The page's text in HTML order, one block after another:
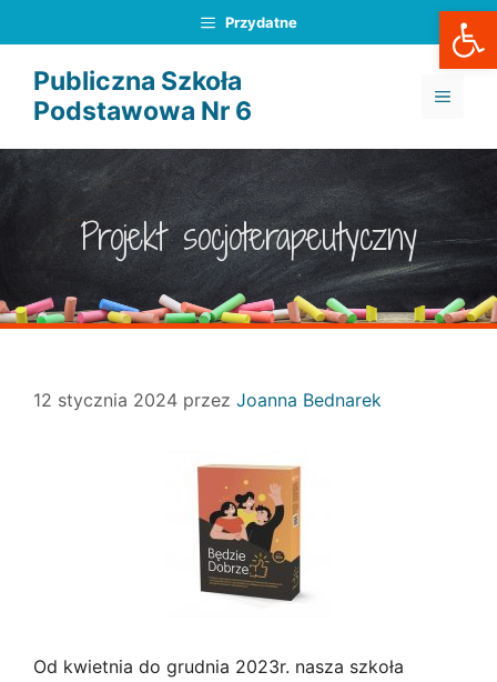
do
treści
Przydatne
Publiczna Szkoła
Podstawowa Nr 6
MENU
Projekt socjoterapeutyczny
12 stycznia 2024 przez Joanna Bednarek
Od kwietnia do grudnia 2023r. nasza szkoła